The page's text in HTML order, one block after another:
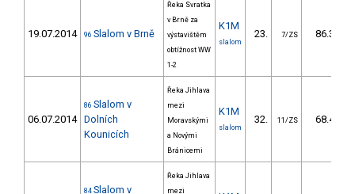
19.07.2014 96 Slalom v Brně
Řeka Svratka
v Brně za
výstavištěm
obtížnost WW
1-2
K1M
slalom
23. 7/ZS 86.30
06.07.2014
86 Slalom v
Dolních
Kounicích
Řeka Jihlava
mezi
Moravskými
a Novými
Bránicemi
K1M
slalom
32. 11/ZS 68.40
84 Slalom v
Řeka Jihlava
mezi